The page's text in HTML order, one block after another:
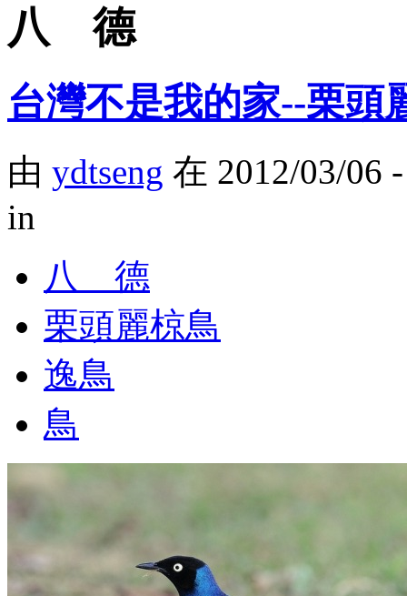
八 德
台灣不是我的家--栗頭
由 ydtseng 在 2012/03/06
in
八 德
栗頭麗椋鳥
逸鳥
鳥